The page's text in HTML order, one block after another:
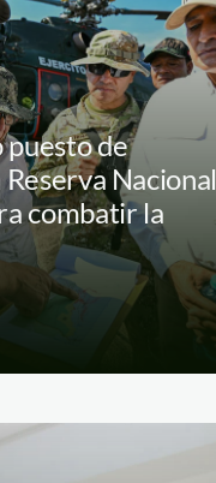
puesto de
Nacional
combatir la